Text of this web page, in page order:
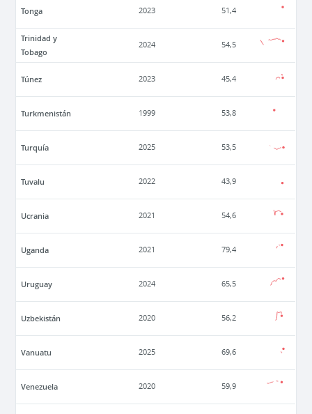
Tonga 2023 51,4
Trinidad y
Tobago
2024 54,5
Túnez 2023 45,4
Turkmenistán 1999 53,8
Turquía 2025 53,5
Tuvalu 2022 43,9
Ucrania 2021 54,6
Uganda 2021 79,4
Uruguay 2024 65,5
Uzbekistán 2020 56,2
Vanuatu 2025 69,6
Venezuela 2020 59,9